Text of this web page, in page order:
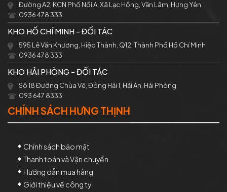
Đường A2, KCN Phố Nối A, Xã Lạc Hồng, Văn Lâm, Hưng Yên
0936 478 333
KHO HỒ CHÍ MINH - ĐỐI TÁC
595 Lê Văn Khương, Hiệp Thành, Q12, Thành Phố Hồ Chí Minh
0936 478 333
KHO HẢI PHÒNG - ĐỐI TÁC
Sô 18 Đường Chùa Vẽ, Đông Hải 1, Hải An, Hải Phòng
093 647 8333
CHÍNH SÁCH HƯNG THỊNH
Chính sách bảo mật
Thanh toán và Vận chuyển
Hướng dẫn mua hàng
Giới thiệu về công ty